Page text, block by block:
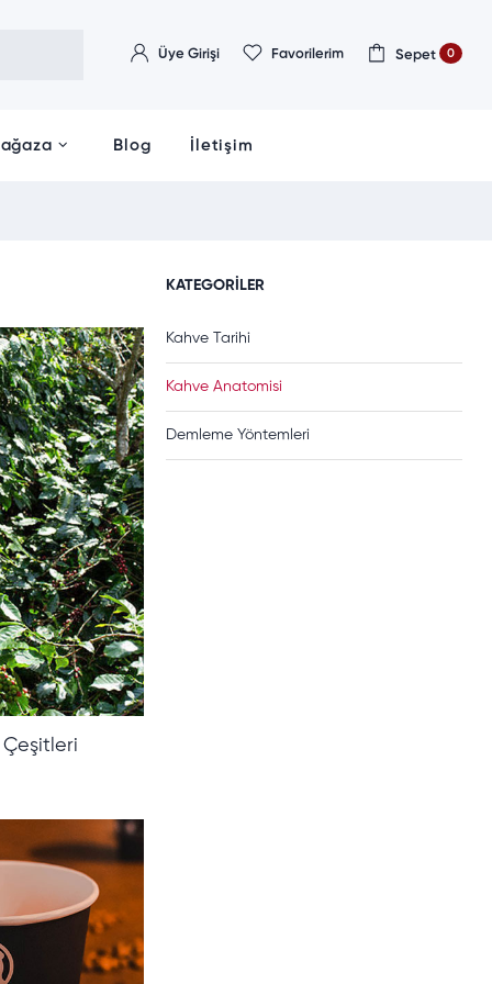
Üye Girişi Favorilerim Sepet 0
Blog İletişim
KATEGORILER
Kahve Tarihi
Kahve Anatomisi
Demleme Yöntemleri
Çeşitleri